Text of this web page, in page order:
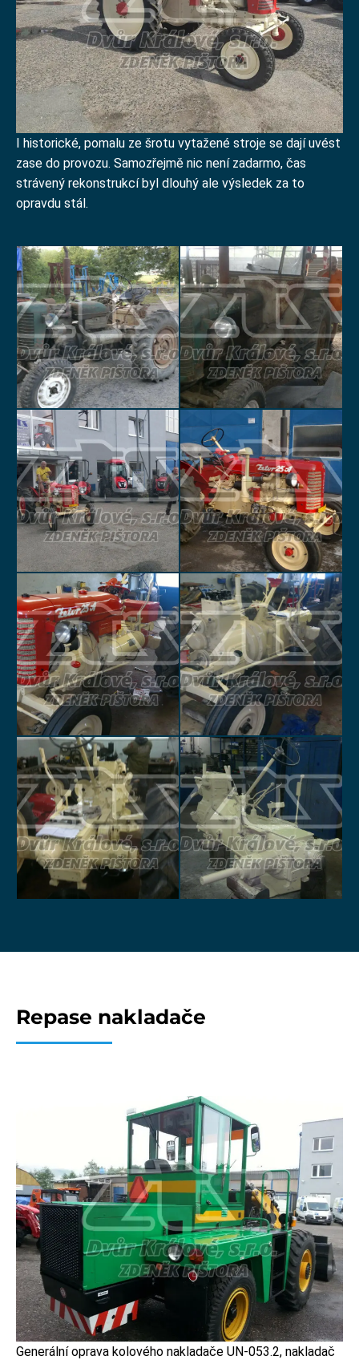
I historické, pomalu ze šrotu vytažené stroje se dají uvést
zase do provozu. Samozřejmě nic není zadarmo, čas
strávený rekonstrukcí byl dlouhý ale výsledek za to
opravdu stál.
Repase nakladače
Generální oprava kolového nakladače UN-053.2, nakladač